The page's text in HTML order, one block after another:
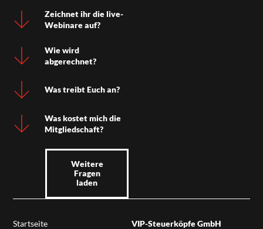
Zeichnet ihr die live-
Webinare auf?
Wie wird
abgerechnet?
Was treibt Euch an?
Was kostet mich die
Mitgliedschaft?
Weitere
Fragen
laden
Startseite VIP-Steuerköpfe GmbH